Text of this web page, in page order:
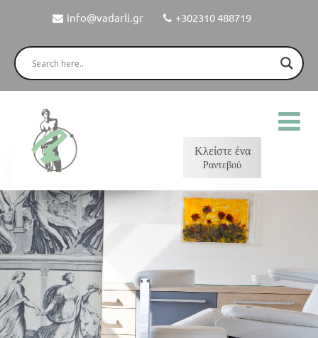
info@vadarli.gr +302310 488719
Κλείστε ένα
Ραντεβού